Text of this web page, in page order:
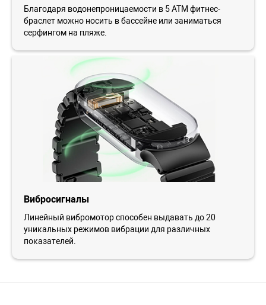
Благодаря водонепроницаемости в 5 АТМ фитнес-
браслет можно носить в бассейне или заниматься
серфингом на пляже.
Вибросигналы
Линейный вибромотор способен выдавать до 20
уникальных режимов вибрации для различных
показателей.